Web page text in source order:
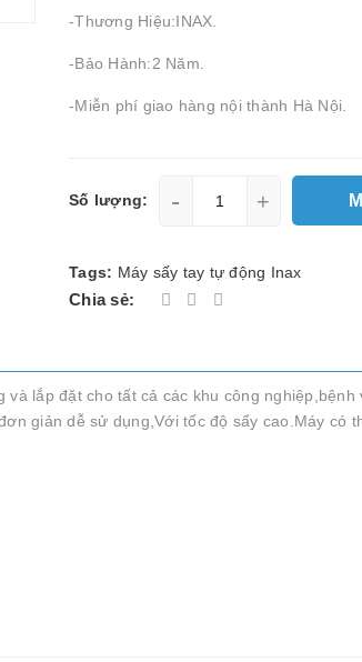
-Thương Hiệu:INAX.
-Bảo Hành:2 Năm.
-Miễn phí giao hàng nội thành Hà Nội.
Số lượng: - +
Tags: Máy sấy tay tự động Inax
Chia sẻ:
lắp đặt cho tất cả các khu công nghiệp,bệnh
giản dễ sử dụng,Với tốc độ sấy cao.Máy có